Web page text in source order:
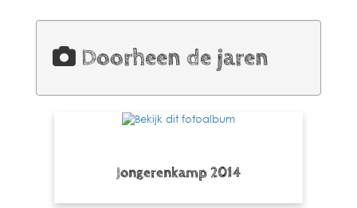
Doorheen de jaren
Jongerenkamp 2014